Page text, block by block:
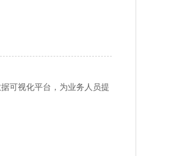
可视化平台，为业务人员提